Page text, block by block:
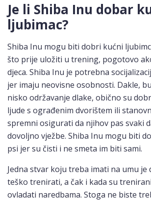
Je li Shiba Inu dobar
ljubimac?
Shiba Inu mogu biti dobri kućni
što prije uložiti u trening, pogotovo
djeca. Shiba Inu je potrebna
jer imaju neovisne osobnosti. Dakle,
nisko održavanje dlake, obično su
ljude s ograđenim dvorištem ili
spremni osigurati da njihov pas svaki
dovoljno vježbe. Shiba Inu mogu biti
psi jer su čisti i ne smeta im biti sami.
Jedna stvar koju treba imati na umu je
teško trenirati, a čak i kada su
ovladati naredbama. Stoga ne biste